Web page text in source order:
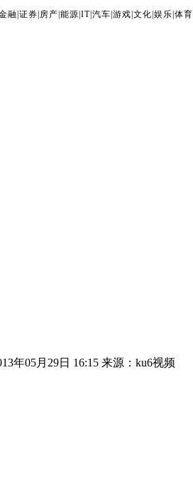
融 证券 房产 能源 IT| 汽车 游戏 文化 娱乐 体育
年05月29日 16:15 来源：ku6视频